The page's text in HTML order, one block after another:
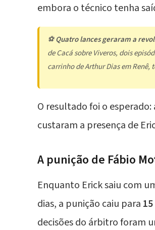
embora o técnico tenha
⚽Quatro lances geraram a
de Cacá sobre Viveros, dois
carrinho de Arthur Dias em
O resultado foi o
custaram a presença de
A punição de Fábio
Enquanto Erick saiu com
dias, a punição caiu para
decisões do árbitro foram